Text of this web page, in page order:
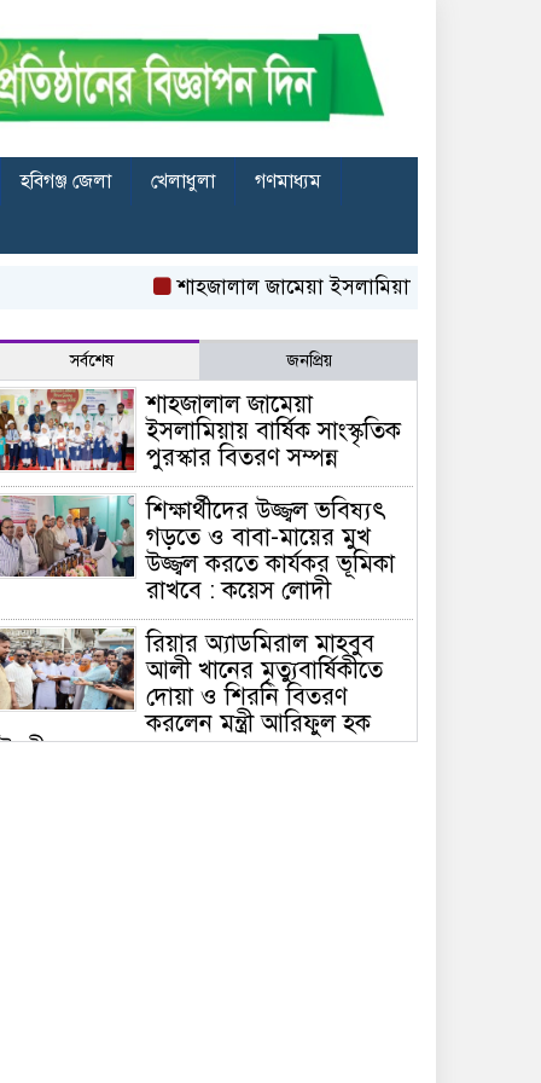
হবিগঞ্জ জেলা খেলাধুলা
গণমাধ্যম
শাহজালাল জামেয়া ইসলামিয়ায় বার্ষিক সাংস্কৃতিক
সর্বশেষ জনপ্রিয়
শাহজালাল জামেয়া
ইসলামিয়ায় বার্ষিক সাংস্কৃতিক
পুরস্কার বিতরণ সম্পন্ন
শিক্ষার্থীদের উজ্জ্বল ভবিষ্যৎ
গড়তে ও বাবা-মায়ের মুখ
উজ্জ্বল করতে কার্যকর ভূমিকা
রাখবে : কয়েস লোদী
রিয়ার অ্যাডমিরাল মাহবুব
আলী খানের মৃত্যুবার্ষিকীতে
দোয়া ও শিরনি বিতরণ
করলেন মন্ত্রী আরিফুল হক